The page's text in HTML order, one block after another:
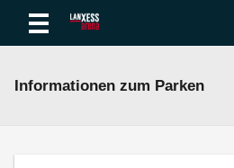
Informationen zum Parken